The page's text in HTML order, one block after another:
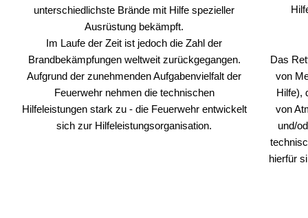
unterschiedlichste Brände mit Hilfe spezieller
Ausrüstung bekämpft.
Im Laufe der Zeit ist jedoch die Zahl der
Brandbekämpfungen weltweit zurückgegangen.
Aufgrund der zunehmenden Aufgabenvielfalt der
Feuerwehr nehmen die technischen
Hilfeleistungen stark zu - die Feuerwehr entwickelt
sich zur Hilfeleistungsorganisation.
Das
von
Hilfe),
von
und/
hierfür